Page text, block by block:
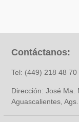
Contáctanos:
Tel: (449) 218 48 70
Dirección: José Ma.
Aguascalientes, Ags.